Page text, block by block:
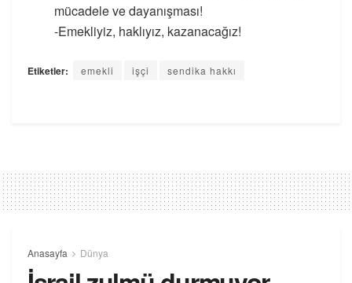
mücadele ve dayanışması!
-Emekliyiz, haklıyız, kazanacağız!
Etiketler: emekli işçi sendika hakkı
Anasayfa Dünya